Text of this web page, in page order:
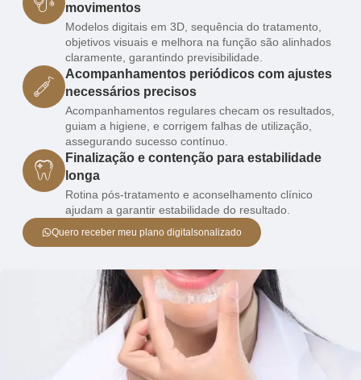
movimentos
Modelos digitais em 3D, sequência do tratamento,
objetivos visuais e melhora na função são alinhados
claramente, garantindo previsibilidade.
Acompanhamentos periódicos com ajustes
necessários precisos
Acompanhamentos regulares checam os resultados,
guiam a higiene, e corrigem falhas de utilização,
assegurando sucesso contínuo.
Finalização e contenção para estabilidade
longa
Rotina pós-tratamento e aconselhamento clínico
ajudam a garantir estabilidade do resultado.
Quero receber meu plano digitalsonalizado